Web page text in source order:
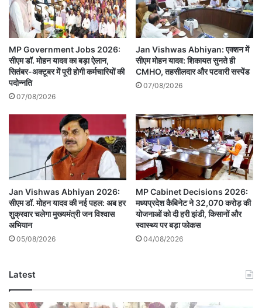
MP Government Jobs 2026:
सीएम डॉ. मोहन यादव का बड़ा ऐलान,
सितंबर-अक्टूबर में पूरी होगी कर्मचारियों की
पदोन्नति
07/08/2026
Jan Vishwas Abhiyan: एक्शन में
सीएम मोहन यादव: शिकायत सुनते ही
CMHO, तहसीलदार और पटवारी सस्पेंड
07/08/2026
Jan Vishwas Abhiyan 2026:
सीएम डॉ. मोहन यादव की नई पहल: अब हर
शुक्रवार चलेगा मुख्यमंत्री जन विश्वास
अभियान
05/08/2026
MP Cabinet Decisions 2026:
मध्यप्रदेश कैबिनेट ने 32,070 करोड़ की
योजनाओं को दी हरी झंडी, किसानों और
स्वास्थ्य पर बड़ा फोकस
04/08/2026
Latest